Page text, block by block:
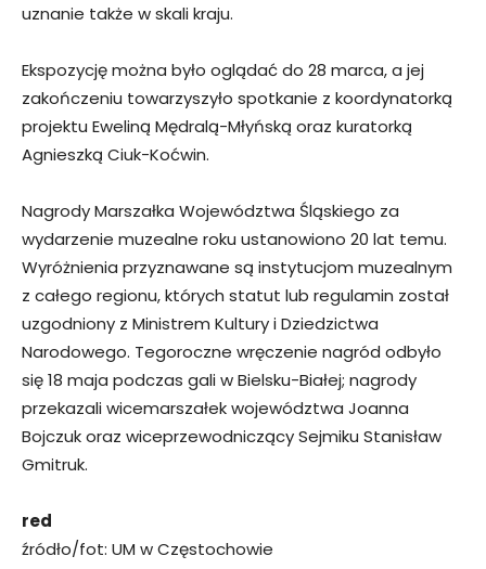
uznanie także w skali kraju.
Ekspozycję można było oglądać do 28 marca, a jej
zakończeniu towarzyszyło spotkanie z koordynatorką
projektu Eweliną Mędralą-Młyńską oraz kuratorką
Agnieszką Ciuk-Koćwin.
Nagrody Marszałka Województwa Śląskiego za
wydarzenie muzealne roku ustanowiono 20 lat temu.
Wyróżnienia przyznawane są instytucjom muzealnym
z całego regionu, których statut lub regulamin został
uzgodniony z Ministrem Kultury i Dziedzictwa
Narodowego. Tegoroczne wręczenie nagród odbyło
się 18 maja podczas gali w Bielsku-Białej; nagrody
przekazali wicemarszałek województwa Joanna
Bojczuk oraz wiceprzewodniczący Sejmiku Stanisław
Gmitruk.
red
źródło/fot: UM w Częstochowie